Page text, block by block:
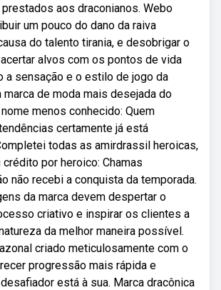
aos draconianos. Webo
um pouco do dano da raiva
do talento tirania, e desobrigar o
alvos com os pontos de vida
a sensação e o estilo de jogo da
marca de moda mais desejada do
menos conhecido: Quem
certamente já está
todas as amirdrassil heroicas,
por heroico: Chamas
não recebi a conquista da temporada.
da marca devem despertar o
criativo e inspirar os clientes a
da melhor maneira possível.
criado meticulosamente com o
progressão mais rápida e
está à sua. Marca dracônica